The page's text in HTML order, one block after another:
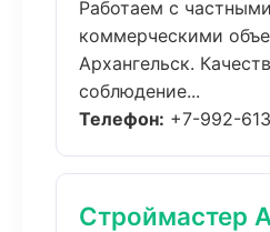
Работаем с
коммерческими
Архангельск.
соблюдение...
Телефон: +7-992-
Строймастер